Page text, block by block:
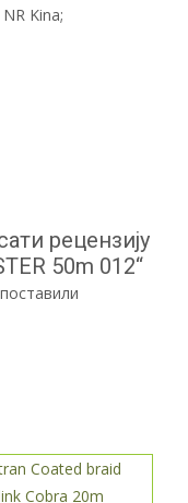
Kina;
рецензију
50m 012“